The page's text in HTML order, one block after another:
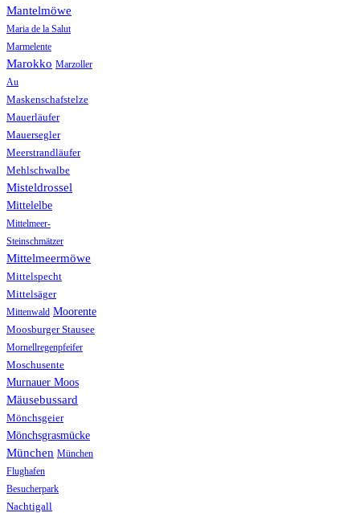
Mantelmöwe
Maria de la Salut
Marmelente
Marokko Marzoller
Au
Maskenschafstelze
Mauerläufer
Mauersegler
Meerstrandläufer
Mehlschwalbe
Misteldrossel
Mittelelbe
Mittelmeer-
Steinschmätzer
Mittelmeermöwe
Mittelspecht
Mittelsäger
Mittenwald Moorente
Moosburger Stausee
Mornellregenpfeifer
Moschusente
Murnauer Moos
Mäusebussard
Mönchsgeier
Mönchsgrasmücke
München München
Flughafen
Besucherpark
Nachtigall